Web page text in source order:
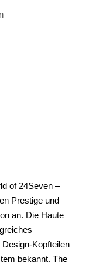
of 24Seven –
Prestige und
an. Die Haute
Kopfteilen
bekannt. The